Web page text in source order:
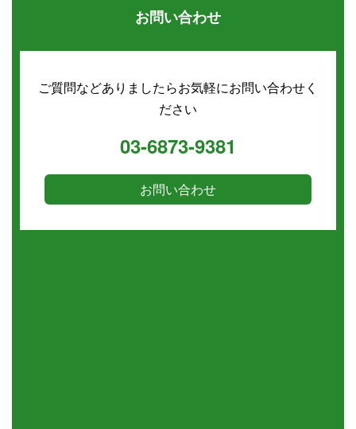
お問い合わせ
ご質問などありましたらお気軽にお問い合わせく
ださい
03-6873-9381
お問い合わせ